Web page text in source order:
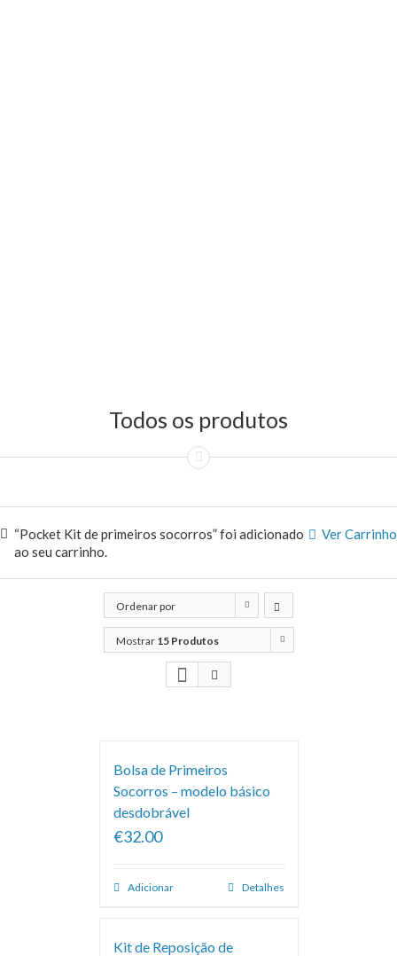
Todos os produtos
Ver Carrinho
“Pocket Kit de primeiros socorros” foi adicionado
ao seu carrinho.
Ordenar por
Popularidade
Mostrar 15 Produtos
Bolsa de Primeiros
Socorros – modelo básico
desdobrável
€32.00
Adicionar Detalhes
Kit de Reposição de